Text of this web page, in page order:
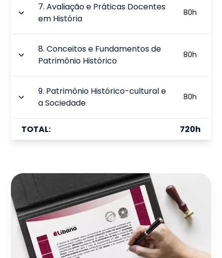
7.Avaliação e Práticas Docentes
em História
80h
8.Conceitos e Fundamentos de
Patrimônio Histórico
80h
9. Patrimônio Histórico-cultural e
a Sociedade
80h
TOTAL: 720h